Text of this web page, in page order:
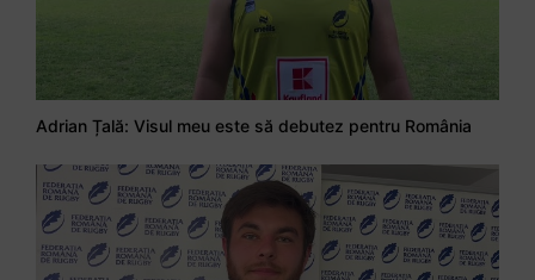
Adrian Țală: Visul meu este să debutez pentru România